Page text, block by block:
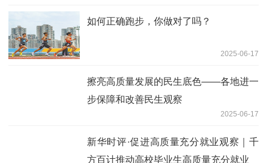
如何正确跑步，你做对了吗？
2025-06-17
擦亮高质量发展的民生底色——各地进一
步保障和改善民生观察
2025-06-17
新华时评·促进高质量充分就业观察｜千
方百计推动高校毕业生高质量充分就业